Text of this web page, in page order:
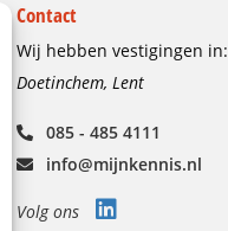
Contact
Wij hebben vestigingen in:
Doetinchem, Lent
085 - 485 4111
info@mijnkennis.nl
Volg ons